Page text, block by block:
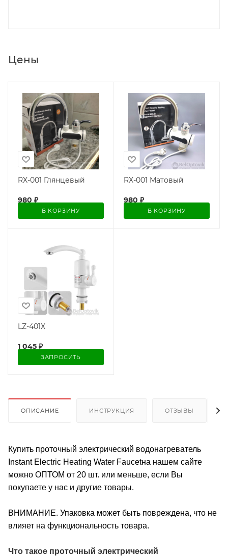
Цены
RX-001 Глянцевый
980 ₽
В КОРЗИНУ
RX-001 Матовый
980 ₽
В КОРЗИНУ
LZ-401X
1 045 ₽
ЗАПРОСИТЬ
ОПИСАНИЕ ИНСТРУКЦИЯ ОТЗЫВЫ
Купить проточный электрический водонагреватель
Instant Electric Heating Water Faucetна нашем сайте
можно ОПТОМ от 20 шт. или меньше, если Вы
покупаете у нас и другие товары.
ВНИМАНИЕ. Упаковка может быть повреждена, что не
влияет на функциональность товара.
Что такое проточный электрический